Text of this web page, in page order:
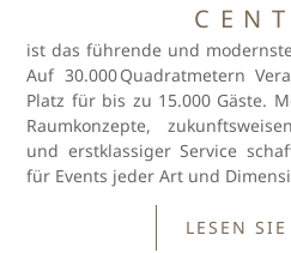
ist das führende und
Auf 30.000 Quadratmetern
Platz für bis zu 15.000 Gäste.
Raumkonzepte,
und erstklassiger Service
für Events jeder Art und
LESEN